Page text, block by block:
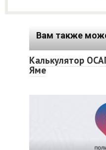
Вам также
Калькулятор
Яме